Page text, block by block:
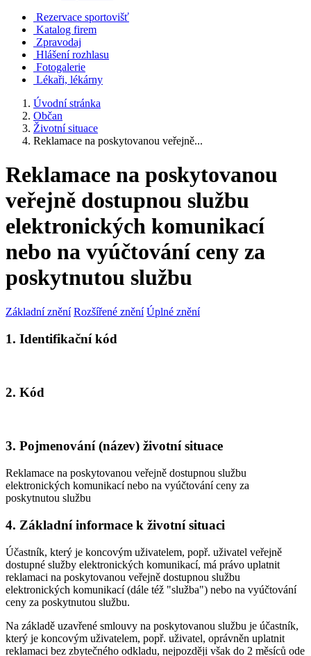
Rezervace sportovišť
Katalog firem
Zpravodaj
Hlášení rozhlasu
Fotogalerie
Lékaři, lékárny
Úvodní stránka
Občan
Životní situace
Reklamace na poskytovanou veřejně...
Reklamace na poskytovanou
veřejně dostupnou službu
elektronických komunikací
nebo na vyúčtování ceny za
poskytnutou službu
Základní znění Rozšířené znění Úplné znění
1. Identifikační kód
2. Kód
3. Pojmenování (název) životní situace
Reklamace na poskytovanou veřejně dostupnou službu
elektronických komunikací nebo na vyúčtování ceny za
poskytnutou službu
4. Základní informace k životní situaci
Účastník, který je koncovým uživatelem, popř. uživatel veřejně
dostupné služby elektronických komunikací, má právo uplatnit
reklamaci na poskytovanou veřejně dostupnou službu
elektronických komunikací (dále též "služba") nebo na vyúčtování
ceny za poskytnutou službu.
Na základě uzavřené smlouvy na poskytovanou službu je účastník,
který je koncovým uživatelem, popř. uživatel, oprávněn uplatnit
reklamaci bez zbytečného odkladu, nejpozději však do 2 měsíců ode